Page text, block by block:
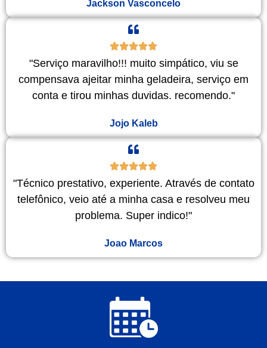
Jackson Vasconcelo
"Serviço maravilho!!! muito simpático, viu se
compensava ajeitar minha geladeira, serviço em
conta e tirou minhas duvidas. recomendo."
Jojo Kaleb
"Técnico prestativo, experiente. Através de contato
telefônico, veio até a minha casa e resolveu meu
problema. Super indico!"
Joao Marcos